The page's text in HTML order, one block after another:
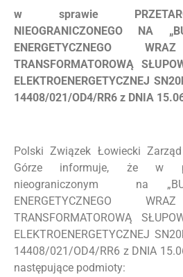
w sprawie
NIEOGRANICZONEGO NA
ENERGETYCZNEGO
TRANSFORMATOROWĄ
ELEKTROENERGETYCZNEJ
14408/021/OD4/RR6 z DNIA
Polski Związek Łowiecki
Górze informuje, że w
nieograniczonym na
ENERGETYCZNEGO
TRANSFORMATOROWĄ
ELEKTROENERGETYCZNEJ
14408/021/OD4/RR6 z DNIA
następujące podmioty: